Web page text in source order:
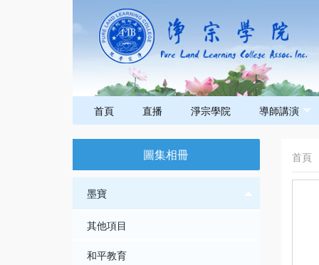
首頁 直播 淨宗學院 導師講演
圖集相冊
墨寶
其他項目
和平教育
首頁